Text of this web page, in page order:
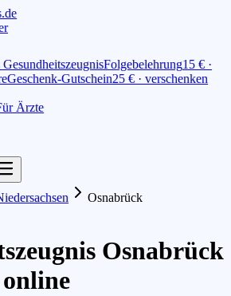
.de
GesundheitszeugnisFolgebelehrung15 € ·
Geschenk-Gutschein25 € · verschenken
Ärzte
Osnabrück
Osnabrück